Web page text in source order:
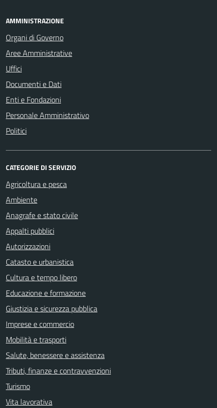
AMMINISTRAZIONE
Organi di Governo
Aree Amministrative
Uffici
Documenti e Dati
Enti e Fondazioni
Personale Amministrativo
Politici
CATEGORIE DI SERVIZIO
Agricoltura e pesca
Ambiente
Anagrafe e stato civile
Appalti pubblici
Autorizzazioni
Catasto e urbanistica
Cultura e tempo libero
Educazione e formazione
Giustizia e sicurezza pubblica
Imprese e commercio
Mobilità e trasporti
Salute, benessere e assistenza
Tributi, finanze e contravvenzioni
Turismo
Vita lavorativa